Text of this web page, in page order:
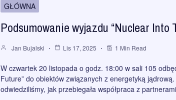
GŁÓWNA
Podsumowanie wyjazdu “Nuclear Into
Jan Bujalski Lis 17, 2025 1 Min Read
W czwartek 20 listopada o godz. 18:00 w sali 105
Future” do obiektów związanych z energetyką
odwiedziliśmy, jak przebiegała współpraca z